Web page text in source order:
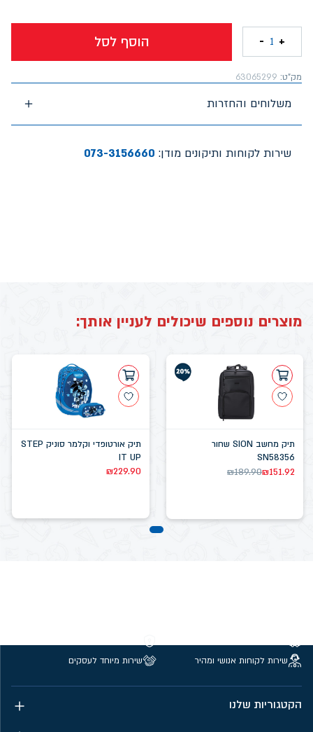
הוסף לסל +
1
-
מק"ט: 63065299
משלוחים והחזרות
שירות לקוחות ותיקונים מודן: 073-3156660
מוצרים נוספים שיכולים לעניין אותך:
תיק מחשב SION שחור
SN58356
₪189.90₪151.92
תיק אורטופדי וקלמר סוניק STEP
IT UP
₪229.90
שירות לקוחות אנושי ומהיר
שירות מיוחד לעסקים
הקטגוריות שלנו